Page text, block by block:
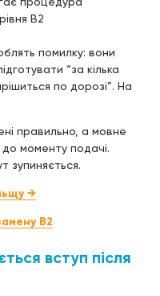
B2
помилку: вони
“за кілька
по дорозі”. На
правильно, а мовне
моменту подачі.
зупиняється.
→
B2
вступ після